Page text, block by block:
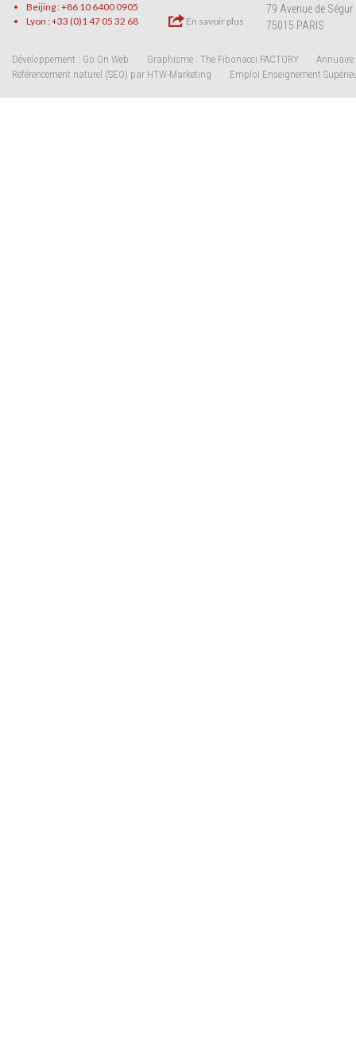
Beijing : +86 10 6400 0905
Lyon : +33 (0)1 47 05 32 68
En savoir plus
79 Avenue de Ségur
75015 PARIS
Développement : Go On Web Graphisme : The Fibonacci FACTORY
Annuaire
Référencement naturel (SEO) par HTW-Marketing
Emploi Enseignement